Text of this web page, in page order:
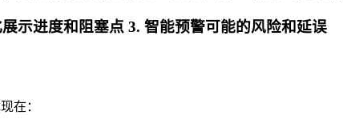
示进度和阻塞点 3. 智能预警可能的风险和延误
在：